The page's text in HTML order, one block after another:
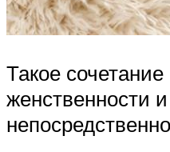
Такое
женственности и